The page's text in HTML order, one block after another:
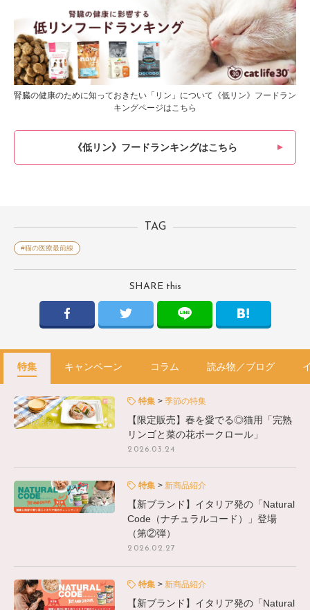
腎臓の健康のために知っておきたい「リン」について《低リン》フードラン
キングページはこちら
《低リン》フードランキングはこちら
TAG
#猫の医療最前線
SHARE this
特集 キャンペーン コラム 読み物／ブログ
特集 季節の特集
【限定販売】春を愛でる◎猫用「完熟
リンゴと菜の花ポークロール」
2026.03.24
特集 新商品紹介
【新ブランド】イタリア発の「Natural
Code（ナチュラルコード）」登場
（第②弾）
2026.02.27
特集 新商品紹介
【新ブランド】イタリア発の「Natural